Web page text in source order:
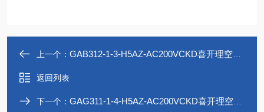
上一个： GAB312-1-3-H5AZ-AC200VCKD喜开理空气直动式2/3通电磁阀GAB系列
返回列表
下一个： GAG311-1-4-H5AZ-AC200VCKD喜开理空气直动式2/3通电磁阀GAG系列